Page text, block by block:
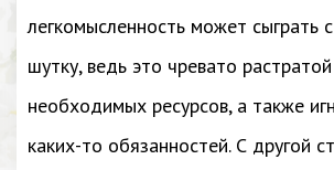
легкомысленность может сыграть
шутку, ведь это чревато
необходимых ресурсов, а также
каких-то обязанностей. С другой